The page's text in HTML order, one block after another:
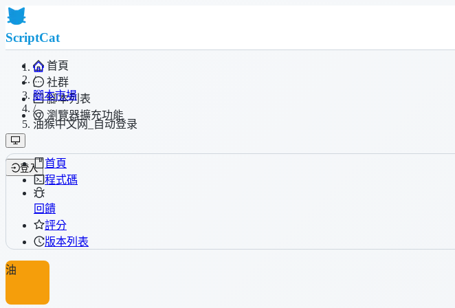
ScriptCat
首頁
社群
腳本列表
瀏覽器擴充功能
登入
/
腳本市場
/
油猴中文网_自动登录
首頁
程式碼
回饋
評分
版本列表
油